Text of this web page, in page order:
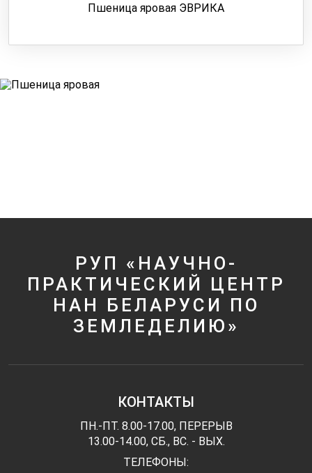
Пшеница яровая ЭВРИКА
РУП «НАУЧНО-
ПРАКТИЧЕСКИЙ ЦЕНТР
НАН БЕЛАРУСИ ПО
ЗЕМЛЕДЕЛИЮ»
КОНТАКТЫ
ПН.-ПТ. 8.00-17.00, ПЕРЕРЫВ
13.00-14.00, СБ., ВС. - ВЫХ.
ТЕЛЕФОНЫ: